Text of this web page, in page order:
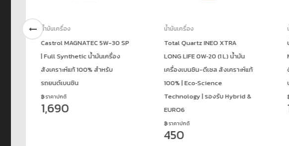
น้ำมันเครื่อง
Total Quartz INEO XTRA
LONG LIFE 0W‑20 (1 L) น้ำมัน
เครื่องเบนซิน-ดีเซล สังเคราะห์แท้
100% | Eco‑Science
Technology | รองรับ Hybrid &
EURO6
น้ำมันเครื่อง
น้ำมันเครื่องปิคอัพ Castrol
MAGNATEC 5W-30 (6+1 ลิตร)
ดีเซล สังเคราะห์แท้ 100% |
ปกป้องสูงสุด
ราคาปกติ
1,950